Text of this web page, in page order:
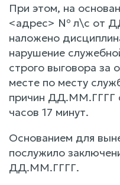
При этом, на
<адрес> № л\с от
наложено
нарушение
строго выговора за
месте по месту
причин ДД.ММ.ГГГГ
часов 17 минут.
Основанием для
послужило
ДД.ММ.ГГГГ.